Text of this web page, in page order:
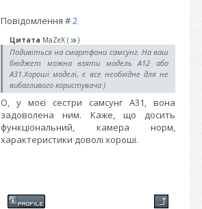
Повідомлення #2
Цитата MaZeX ( )
Подивіться на смартфони самсунг. На ваш
бюджет можна взяти модель А12 або
А31.Хороші моделі, є все необхідне для не
вибагливого користувача )
О, у моєї сестри самсунг А31, вона
задоволена ним. Каже, що досить
функціональний, камера норм,
характеристики доволі хороші.